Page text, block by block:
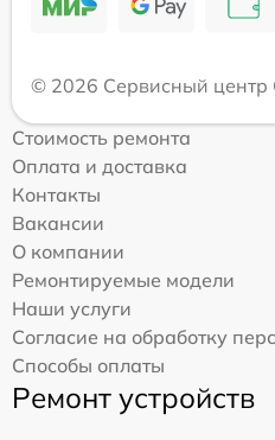
© 2026 Сервисный центр
Стоимость ремонта
Оплата и доставка
Контакты
Вакансии
О компании
Ремонтируемые модели
Наши услуги
Согласие на обработку
Способы оплаты
Ремонт устройств